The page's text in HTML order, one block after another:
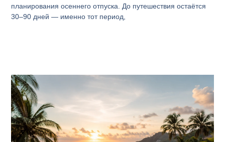
планирования осеннего отпуска. До путешествия остаётся
30–90 дней — именно тот период,